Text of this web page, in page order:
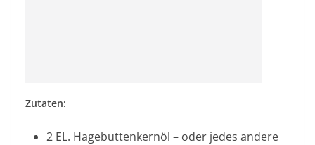
Zutaten:
2 EL. Hagebuttenkernöl – oder jedes andere